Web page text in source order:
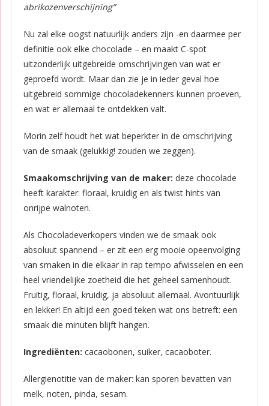
abrikozenverschijning”
Nu zal elke oogst natuurlijk anders zijn -en daarmee per
definitie ook elke chocolade – en maakt C-spot
uitzonderlijk uitgebreide omschrijvingen van wat er
geproefd wordt. Maar dan zie je in ieder geval hoe
uitgebreid sommige chocoladekenners kunnen proeven,
en wat er allemaal te ontdekken valt.
Morin zelf houdt het wat beperkter in de omschrijving
van de smaak (gelukkig! zouden we zeggen).
Smaakomschrijving van de maker: deze chocolade
heeft karakter: floraal, kruidig en als twist hints van
onrijpe walnoten.
Als Chocoladeverkopers vinden we de smaak ook
absoluut spannend – er zit een erg mooie opeenvolging
van smaken in die elkaar in rap tempo afwisselen en een
heel vriendelijke zoetheid die het geheel samenhoudt.
Fruitig, floraal, kruidig, ja absoluut allemaal. Avontuurlijk
en lekker! En altijd een goed teken wat ons betreft: een
smaak die minuten blijft hangen.
Ingrediënten: cacaobonen, suiker, cacaoboter.
Allergienotitie van de maker: kan sporen bevatten van
melk, noten, pinda, sesam.